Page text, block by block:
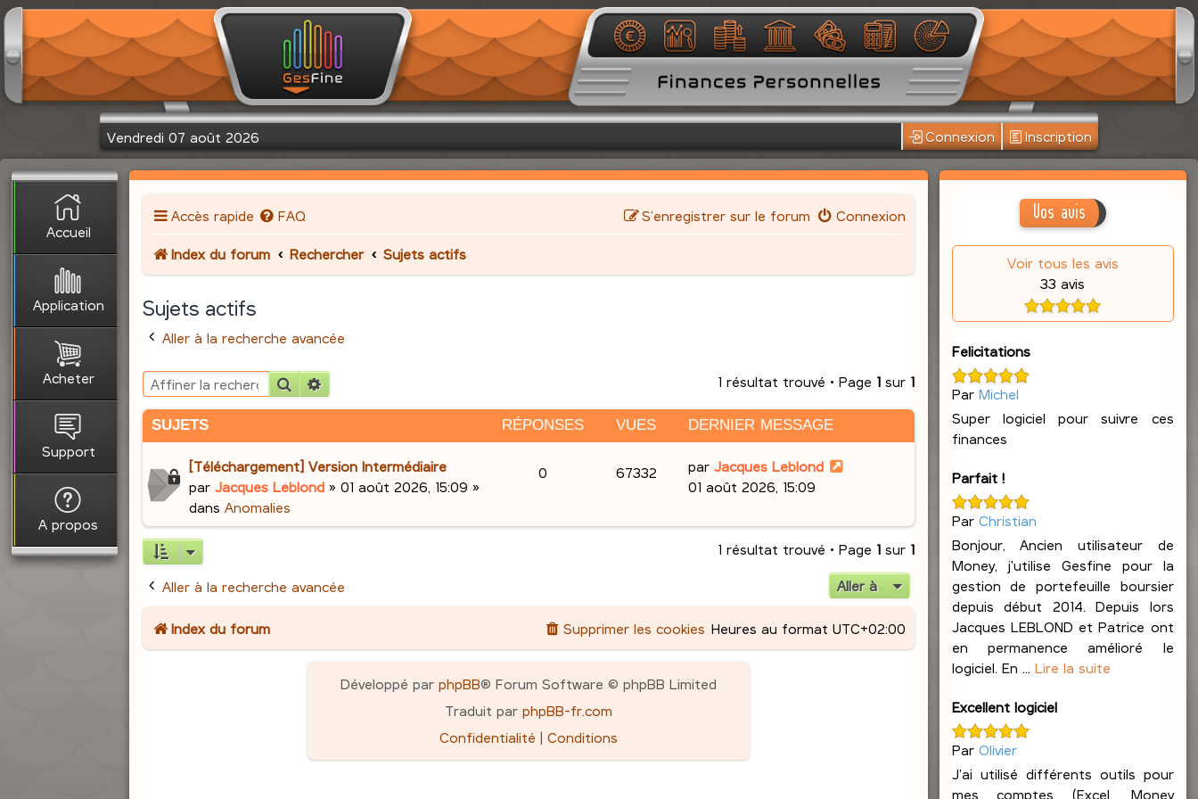
Vendredi 07 août 2026 Connexion Inscription
Accueil
Application
Acheter
Support
A propos
Accès rapide FAQ Connexion
S’enregistrer sur le forum
Index du forum Rechercher Sujets actifs
Sujets actifs
Aller à la recherche avancée
Rechercher 1 résultat trouvé • Page 1sur 1
SUJETS RÉPONSES VUES DERNIER MESSAGE
[Téléchargement] Version Intermédiaire
parJacques Leblond »01 août 2026, 15:09 »
dansAnomalies
0R
n
s
s
67332V
D
e
n
m
e
s
a
par Jacques Leblond
01 août 2026, 15:09
1 résultat trouvé • Page 1sur 1
Aller à la recherche avancée Aller à
Index du forum Heures au format UTC+02:00
Supprimer les cookies
Développé par phpBB® Forum Software © phpBB Limited
Traduit par phpBB-fr.com
Confidentialité | Conditions
Vos avis
Voir tous les avis
33 avis
Felicitations
Par Michel
Super logiciel pour suivre ces
finances
Parfait !
Par Christian
Bonjour, Ancien utilisateur de
Money, j'utilise Gesfine pour la
gestion de portefeuille boursier
depuis début 2014. Depuis lors
Jacques LEBLOND et Patrice ont
en permanence amélioré le
logiciel. En ... Lire la suite
Excellent logiciel
Par Olivier
J'ai utilisé différents outils pour
mes comptes (Excel, Money